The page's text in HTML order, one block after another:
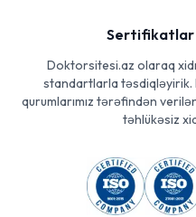
Sertifikatlar
Doktorsitesi.az olaraq
standartlarla təsdiqləyirik.
qurumlarımız tərəfindən
təhlükəsiz